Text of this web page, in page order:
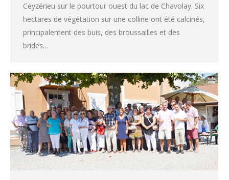
Ceyzérieu sur le pourtour ouest du lac de Chavolay. Six
hectares de végétation sur une colline ont été calcinés,
principalement des buis, des broussailles et des
brides…